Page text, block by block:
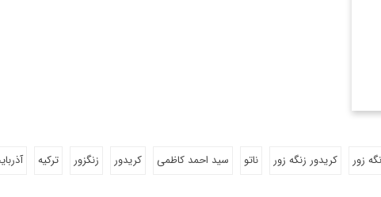
زور کریدور زنگه زور ناتو سید احمد کاظمی کریدور زنگزور ترکیه